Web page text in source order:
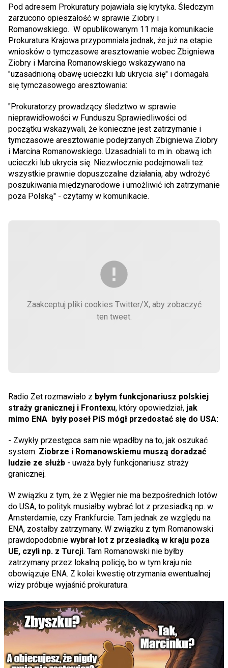
Pod adresem Prokuratury pojawiała się krytyka. Śledczym
zarzucono opieszałość w sprawie Ziobry i
Romanowskiego. W opublikowanym 11 maja komunikacie
Prokuratura Krajowa przypomniała jednak, że już na etapie
wniosków o tymczasowe aresztowanie wobec Zbigniewa
Ziobry i Marcina Romanowskiego wskazywano na
"uzasadnioną obawę ucieczki lub ukrycia się" i domagała
się tymczasowego aresztowania:
"Prokuratorzy prowadzący śledztwo w sprawie
nieprawidłowości w Funduszu Sprawiedliwości od
początku wskazywali, że konieczne jest zatrzymanie i
tymczasowe aresztowanie podejrzanych Zbigniewa Ziobry
i Marcina Romanowskiego. Uzasadniali to m.in. obawą ich
ucieczki lub ukrycia się. Niezwłocznie podejmowali też
wszystkie prawnie dopuszczalne działania, aby wdrożyć
poszukiwania międzynarodowe i umożliwić ich zatrzymanie
poza Polską" - czytamy w komunikacie.
Zaakceptuj pliki cookies Twitter/X, aby zobaczyć
ten tweet.
Radio Zet rozmawiało z byłym funkcjonariusz polskiej
straży granicznej i Frontexu, który opowiedział, jak
mimo ENA były poseł PiS mógł przedostać się do USA:
- Zwykły przestępca sam nie wpadłby na to, jak oszukać
system. Ziobrze i Romanowskiemu muszą doradzać
ludzie ze służb - uważa były funkcjonariusz straży
granicznej.
W związku z tym, że z Węgier nie ma bezpośrednich lotów
do USA, to polityk musiałby wybrać lot z przesiadką np. w
Amsterdamie, czy Frankfurcie. Tam jednak ze względu na
ENA, zostałby zatrzymany. W związku z tym Romanowski
prawdopodobnie wybrał lot z przesiadką w kraju poza
UE, czyli np. z Turcji. Tam Romanowski nie byłby
zatrzymany przez lokalną policję, bo w tym kraju nie
obowiązuje ENA. Z kolei kwestię otrzymania ewentualnej
wizy próbuje wyjaśnić prokuratura.